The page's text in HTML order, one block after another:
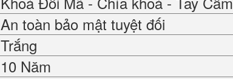
An toàn bảo mật tuyệt đối
Trắng
10 Năm